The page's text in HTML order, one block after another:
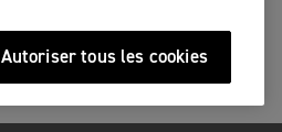
Autoriser tous les cookies